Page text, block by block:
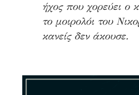
ήχος που χορεύει ο
το μοιρολόι του
κανείς δεν άκουσε.